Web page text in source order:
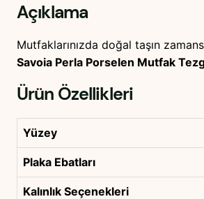
Açıklama
Mutfaklarınızda doğal taşın
Savoia Perla Porselen Mutfak
Ürün Özellikleri
Yüzey
Plaka Ebatları
Kalınlık Seçenekleri